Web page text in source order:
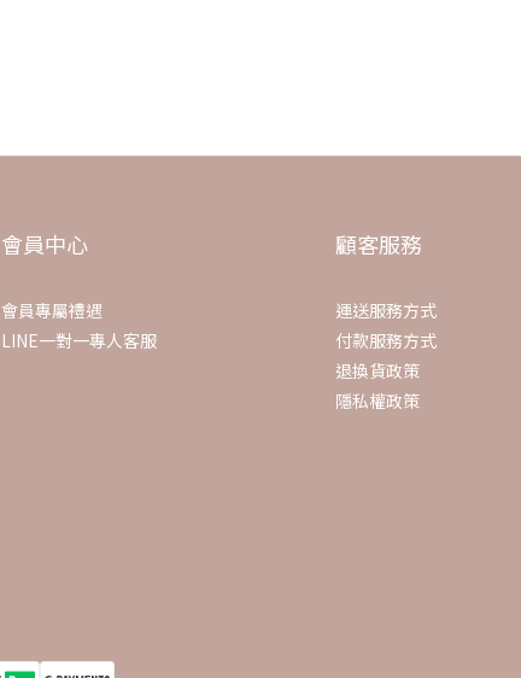
會員中心
會員專屬禮遇
LINE一對一專人客服
顧客服務
運送服務方式
付款服務方式
退換貨政策
隱私權政策